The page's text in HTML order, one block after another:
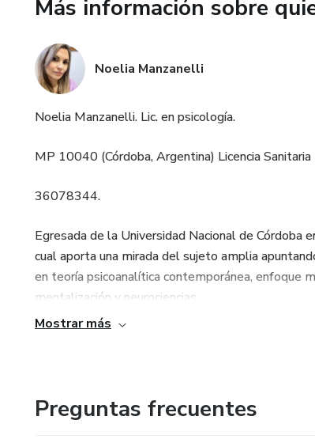
Más información sobre
Noelia Manzanelli
Noelia Manzanelli. Lic. en psicología.
MP 10040 (Córdoba, Argentina) Licencia
36078344.
Egresada de la Universidad Nacional de
cual aporta una mirada del sujeto amplia
en teoría psicoanalítica contemporánea, enfoque
mentalización y neurociencias.
Mostrar más
Preguntas frecuentes